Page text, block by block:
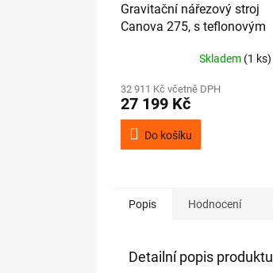
Gravitační nářezový stroj
Canova 275, s teflonovým
Skladem (1 ks)
32 911 Kč včetně DPH
27 199 Kč
Do košíku
Popis Hodnocení
Detailní popis produktu